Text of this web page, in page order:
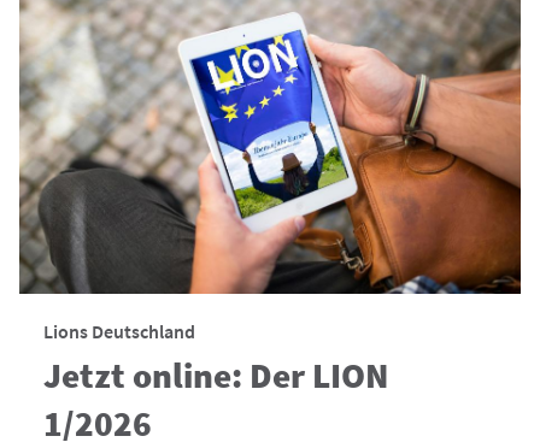
Lions Deutschland
Jetzt online: Der LION
1/2026